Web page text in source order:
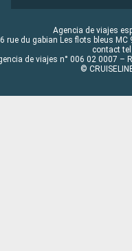
Agencia de viajes
rue du gabian Les flots bleus
contact
de viajes n° 006 02 0007 –
©